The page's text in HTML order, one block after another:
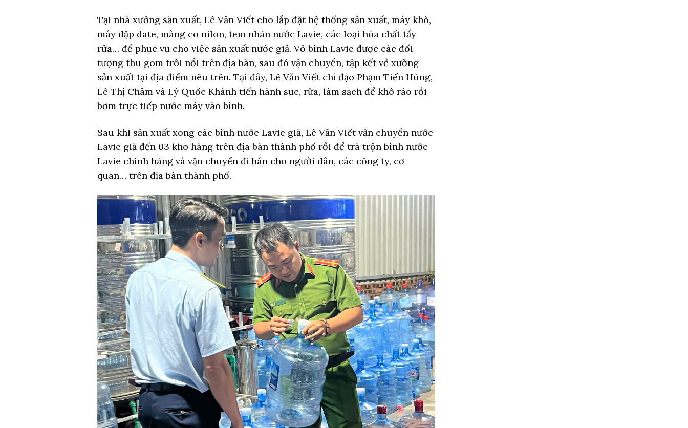
Tại nhà xưởng sản xuất, Lê Văn Viết cho lắp đặt hệ thống sản xuất, máy khò,
máy dập date, màng co nilon, tem nhãn nước Lavie, các loại hóa chất tẩy
rửa… để phục vụ cho việc sản xuất nước giả. Vỏ bình Lavie được các đối
tượng thu gom trôi nổi trên địa bàn, sau đó vận chuyển, tập kết về xưởng
sản xuất tại địa điểm nêu trên. Tại đây, Lê Văn Viết chỉ đạo Phạm Tiến Hùng,
Lê Thị Châm và Lý Quốc Khánh tiến hành sục, rửa, làm sạch để khô ráo rồi
bơm trực tiếp nước máy vào bình.
Sau khi sản xuất xong các bình nước Lavie giả, Lê Văn Viết vận chuyển nước
Lavie giả đến 03 kho hàng trên địa bàn thành phố rồi để trà trộn bình nước
Lavie chính hãng và vận chuyển đi bán cho người dân, các công ty, cơ
quan… trên địa bàn thành phố.